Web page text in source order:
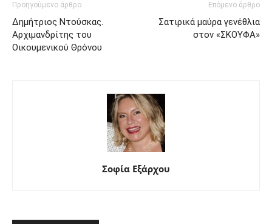
Προηγούμενο άρθρο
Δημήτριος Ντούσκας.
Αρχιμανδρίτης του
Οικουμενικού Θρόνου
Επόμενο άρθρο
Σατιρικά μαύρα γενέθλια
στον «ΣΚΟΥΦΑ»
Σοφία Εξάρχου